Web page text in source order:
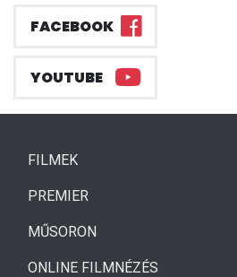
FACEBOOK
YOUTUBE
FILMEK(CURRENT)
PREMIER
MŰSORON
ONLINE FILMNÉZÉS